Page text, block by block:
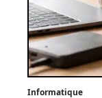
Informatique